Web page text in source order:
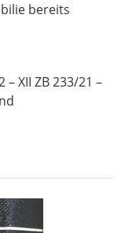
bereits
–XII ZB 233/21 –